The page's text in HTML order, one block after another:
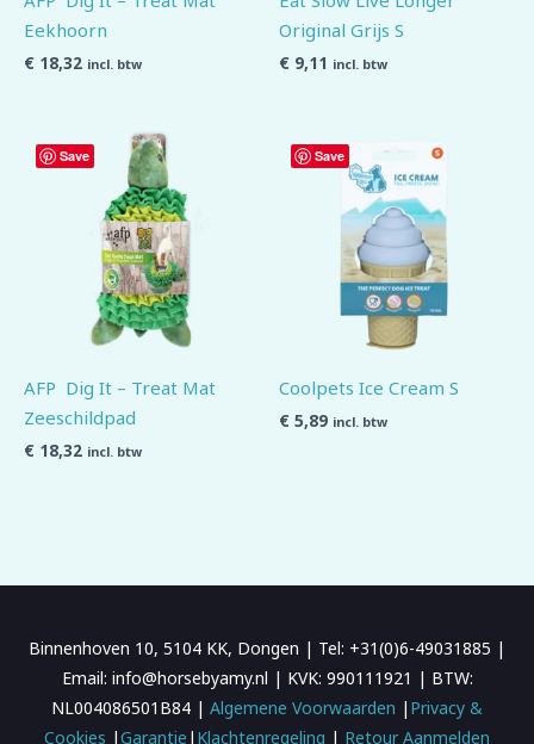
Eekhoorn
€ 18,32 incl. btw
Original Grijs S
€ 9,11 incl. btw
Save
AFP Dig It – Treat Mat
Zeeschildpad
€ 18,32 incl. btw
Save
Coolpets Ice Cream S
€ 5,89 incl. btw
Binnenhoven 10, 5104 KK, Dongen | Tel: +31(0)6-49031885 |
Email: info@horsebyamy.nl | KVK: 990111921 | BTW:
NL004086501B84 | Algemene Voorwaarden | Privacy &
Cookies |Garantie | Klachtenregeling | Retour Aanmelden